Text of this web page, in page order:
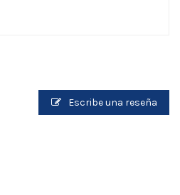
Escribe una reseña